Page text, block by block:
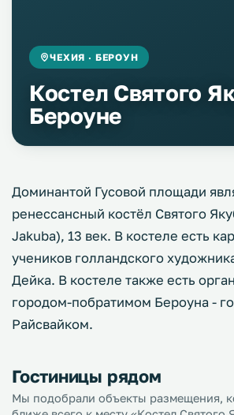
ЧЕХИЯ · БЕРОУН
Костел Святого
Бероуне
Доминантой Гусовой площади
ренессансный костёл Святого
Jakuba), 13 век. В костеле есть
учеников голландского
Дейка. В костеле также есть
городом-побратимом Бероуна -
Райсвайком.
Гостиницы рядом
Мы подобрали объекты размещения,